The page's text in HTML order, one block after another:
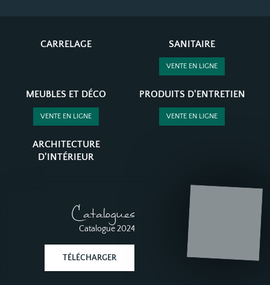
CARRELAGE SANITAIRE
VENTE EN LIGNE
MEUBLES ET DÉCO
VENTE EN LIGNE
PRODUITS D'ENTRETIEN
VENTE EN LIGNE
ARCHITECTURE
D'INTÉRIEUR
Catalogues
Catalogue 2024
TÉLÉCHARGER